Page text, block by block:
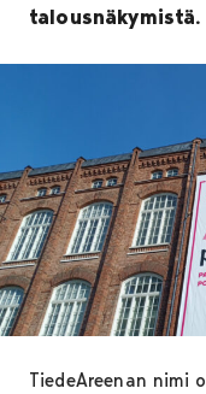
talousnäkymistä.
TiedeAreenan nimi